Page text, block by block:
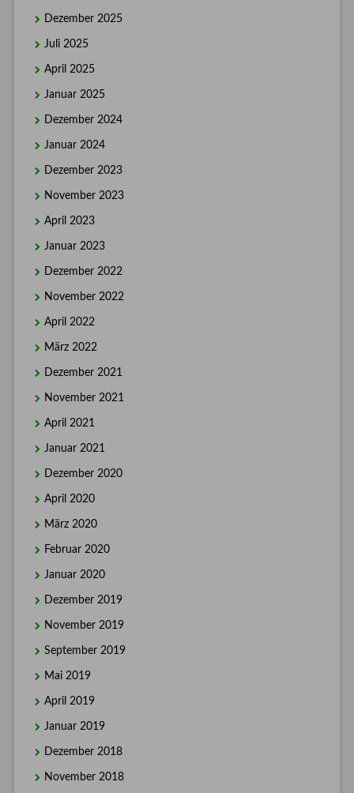
Dezember 2025
Juli 2025
April 2025
Januar 2025
Dezember 2024
Januar 2024
Dezember 2023
November 2023
April 2023
Januar 2023
Dezember 2022
November 2022
April 2022
März 2022
Dezember 2021
November 2021
April 2021
Januar 2021
Dezember 2020
April 2020
März 2020
Februar 2020
Januar 2020
Dezember 2019
November 2019
September 2019
Mai 2019
April 2019
Januar 2019
Dezember 2018
November 2018